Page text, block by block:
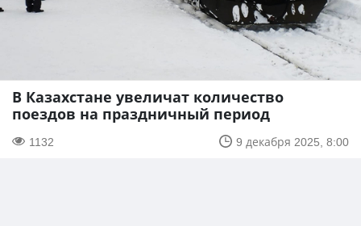
В Казахстане увеличат количество
поездов на праздничный период
1132 9 декабря 2025, 8:00